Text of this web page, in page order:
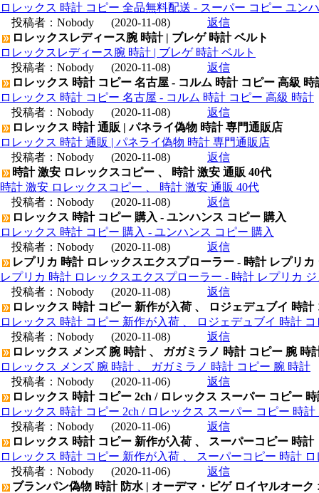
ロレックス 時計 コピー 全品無料配送 - スーパー コピー ユン
投稿者： Nobody (2020-11-08)
返信
ロレックスレディース腕 時計 | ブレゲ 時計 ベルト
ロレックスレディース腕 時計 | ブレゲ 時計 ベルト
投稿者： Nobody (2020-11-08)
返信
ロレックス 時計 コピー 名古屋 - コルム 時計 コピー 高級 時
ロレックス 時計 コピー 名古屋 - コルム 時計 コピー 高級 時計
投稿者： Nobody (2020-11-08)
返信
ロレックス 時計 通販 | パネライ偽物 時計 専門通販店
ロレックス 時計 通販 | パネライ偽物 時計 専門通販店
投稿者： Nobody (2020-11-08)
返信
時計 激安 ロレックスコピー 、 時計 激安 通販 40代
時計 激安 ロレックスコピー 、 時計 激安 通販 40代
投稿者： Nobody (2020-11-08)
返信
ロレックス 時計 コピー 購入 - ユンハンス コピー 購入
ロレックス 時計 コピー 購入 - ユンハンス コピー 購入
投稿者： Nobody (2020-11-08)
返信
レプリカ 時計 ロレックスエクスプローラー - 時計 レプリカ
レプリカ 時計 ロレックスエクスプローラー - 時計 レプリカ
投稿者： Nobody (2020-11-08)
返信
ロレックス 時計 コピー 新作が入荷 、 ロジェデュブイ 時計
ロレックス 時計 コピー 新作が入荷 、 ロジェデュブイ 時計
投稿者： Nobody (2020-11-08)
返信
ロレックス メンズ 腕 時計 、 ガガミラノ 時計 コピー 腕 時
ロレックス メンズ 腕 時計 、 ガガミラノ 時計 コピー 腕 時計
投稿者： Nobody (2020-11-06)
返信
ロレックス 時計 コピー 2ch / ロレックス スーパー コピー
ロレックス 時計 コピー 2ch / ロレックス スーパー コピー 時計
投稿者： Nobody (2020-11-06)
返信
ロレックス 時計 コピー 新作が入荷 、 スーパーコピー 時
ロレックス 時計 コピー 新作が入荷 、 スーパーコピー 時計
投稿者： Nobody (2020-11-06)
返信
ブランパン偽物 時計 防水 | オーデマ・ピゲ ロイヤルオーク